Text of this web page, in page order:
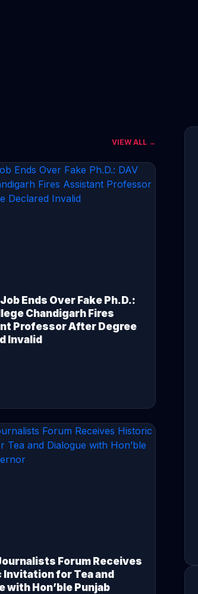
VIEW ALL →
Ends Over Fake Ph.D.:
Chandigarh Fires
Professor After Degree
Invalid
Forum Receives
Invitation for Tea and
with Hon’ble Punjab